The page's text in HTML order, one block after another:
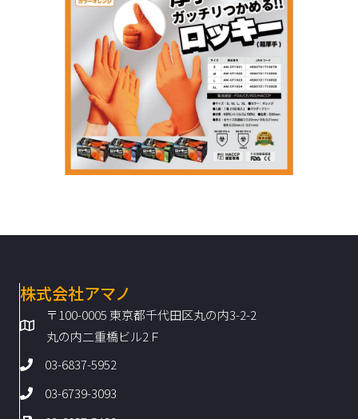
株式会社アマノ
〒100-0005 東京都千代田区丸の内3-2-2
丸の内二重橋ビル2Ｆ
03-6837-5952
03-6739-3093